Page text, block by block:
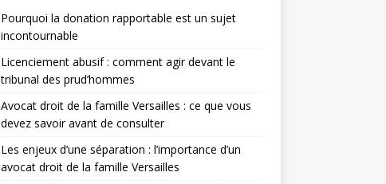
Pourquoi la donation rapportable est un sujet
incontournable
Licenciement abusif : comment agir devant le
tribunal des prud’hommes
Avocat droit de la famille Versailles : ce que vous
devez savoir avant de consulter
Les enjeux d’une séparation : l’importance d’un
avocat droit de la famille Versailles